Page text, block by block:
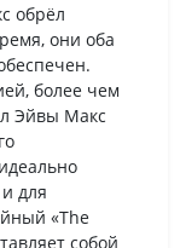
обрёл
они оба
более чем
Эйвы Макс
для
«The
собой